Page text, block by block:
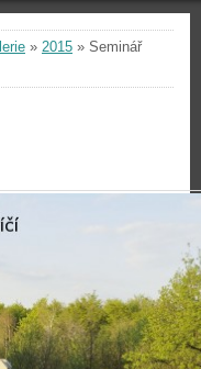
» 2015 » Seminář